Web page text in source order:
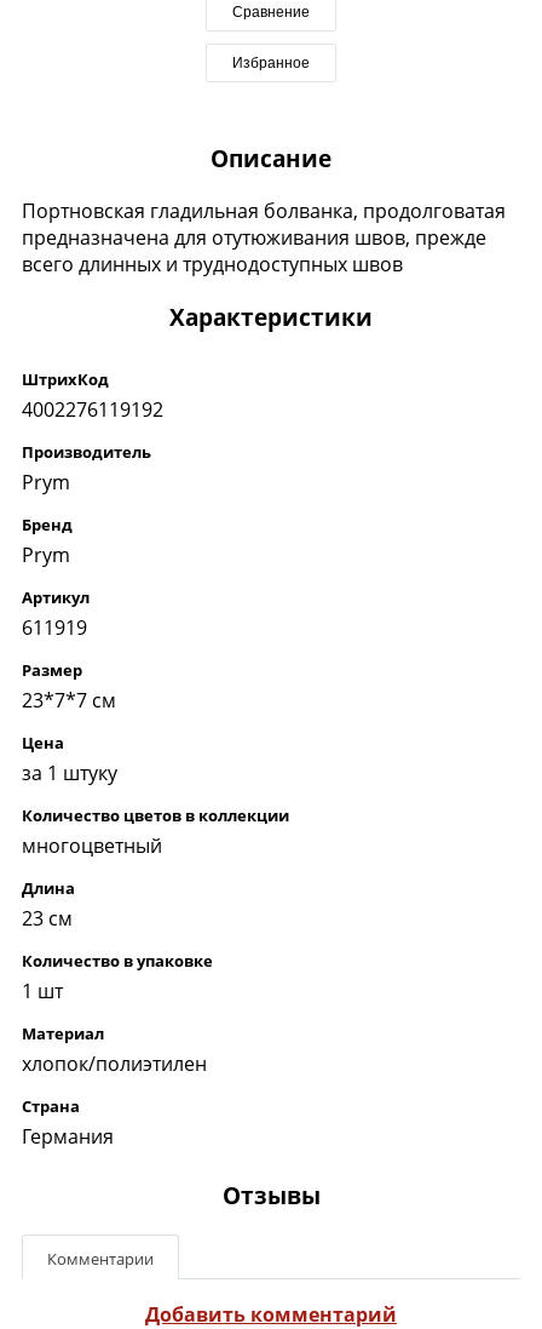
Сравнение
Избранное
Описание
Портновская гладильная болванка, продолговатая
предназначена для отутюживания швов, прежде
всего длинных и труднодоступных швов
Характеристики
ШтрихКод
4002276119192
Производитель
Prym
Бренд
Prym
Артикул
611919
Размер
23*7*7 см
Цена
за 1 штуку
Количество цветов в коллекции
многоцветный
Длина
23 см
Количество в упаковке
1 шт
Материал
хлопок/полиэтилен
Страна
Германия
Отзывы
Комментарии
Добавить комментарий